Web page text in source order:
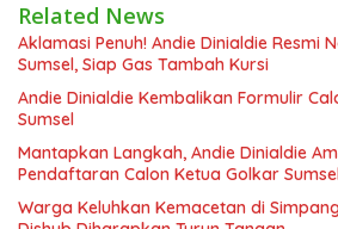
Related News
Aklamasi Penuh! Andie Dinialdie Resmi
Sumsel, Siap Gas Tambah Kursi
Andie Dinialdie Kembalikan Formulir
Sumsel
Mantapkan Langkah, Andie Dinialdie
Pendaftaran Calon Ketua Golkar Sumsel
Warga Keluhkan Kemacetan di